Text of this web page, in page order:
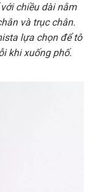
chiều dài nằm
và trục chân.
lựa chọn để tô
khi xuống phố.